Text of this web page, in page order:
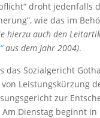
droht jedenfalls
wie das im
hierzu auch den
aus dem Jahr 2004).
das Sozialgericht
Leistungskürzung
zur
Dienstag beginnt